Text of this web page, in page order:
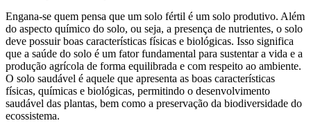
Engana-se quem pensa que um solo fértil é um solo produtivo. Além
do aspecto químico do solo, ou seja, a presença de nutrientes, o solo
deve possuir boas características físicas e biológicas. Isso significa
que a saúde do solo é um fator fundamental para sustentar a vida e a
produção agrícola de forma equilibrada e com respeito ao ambiente.
O solo saudável é aquele que apresenta as boas características
físicas, químicas e biológicas, permitindo o desenvolvimento
saudável das plantas, bem como a preservação da biodiversidade do
ecossistema.